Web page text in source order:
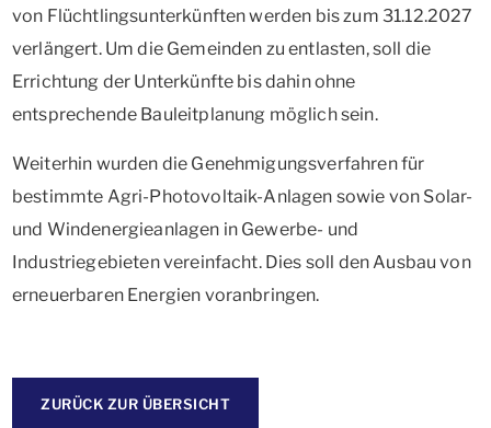
von Flüchtlingsunterkünften werden bis zum 31.12.2027
verlängert. Um die Gemeinden zu entlasten, soll die
Errichtung der Unterkünfte bis dahin ohne
entsprechende Bauleitplanung möglich sein.
Weiterhin wurden die Genehmigungsverfahren für
bestimmte Agri-Photovoltaik-Anlagen sowie von Solar-
und Windenergieanlagen in Gewerbe- und
Industriegebieten vereinfacht. Dies soll den Ausbau von
erneuerbaren Energien voranbringen.
ZURÜCK ZUR ÜBERSICHT